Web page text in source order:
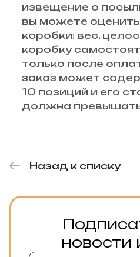
извещение о
вы можете
коробки: вес,
коробку
только после
заказ может
10 позиций и его
должна
Назад к списку
новости